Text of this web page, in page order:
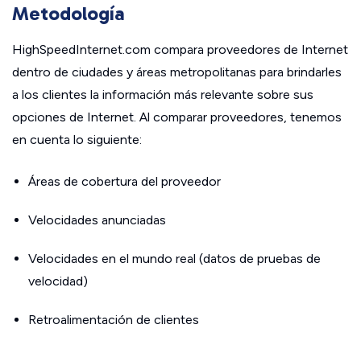
Metodología
HighSpeedInternet.com compara proveedores de Internet
dentro de ciudades y áreas metropolitanas para brindarles
a los clientes la información más relevante sobre sus
opciones de Internet. Al comparar proveedores, tenemos
en cuenta lo siguiente:
Áreas de cobertura del proveedor
Velocidades anunciadas
Velocidades en el mundo real (datos de pruebas de
velocidad)
Retroalimentación de clientes